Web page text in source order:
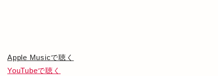
Apple Musicで聴く
YouTubeで聴く